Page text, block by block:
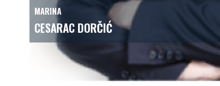
MARINA
CESARAC DORČIĆ
član uprave